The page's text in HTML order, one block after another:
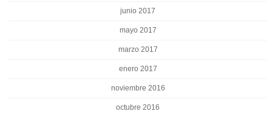
junio 2017
mayo 2017
marzo 2017
enero 2017
noviembre 2016
octubre 2016